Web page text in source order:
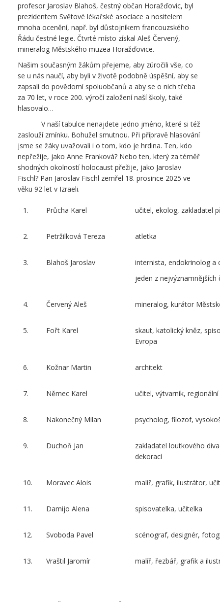
profesor Jaroslav Blahoš, čestný občan Horažďovic, byl
prezidentem Světové lékařské asociace a nositelem
mnoha ocenění, např. byl důstojníkem francouzského
Řádu čestné legie. Čtvrté místo získal Aleš Červený,
mineralog Městského muzea Horažďovice.
Našim současným žákům přejeme, aby zúročili vše, co
se u nás naučí, aby byli v životě podobně úspěšní, aby se
zapsali do povědomí spoluobčanů a aby se o nich třeba
za 70 let, v roce 200. výročí založení naší školy, také
hlasovalo…
V naší tabulce nenajdete jedno jméno, které si též
zaslouží zmínku. Bohužel smutnou. Při přípravě hlasování
jsme se žáky uvažovali i o tom, kdo je hrdina. Ten, kdo
nepřežije, jako Anne Franková? Nebo ten, který za téměř
shodných okolností holocaust přežije, jako Jaroslav
Fischl? Pan Jaroslav Fischl zemřel 18. prosince 2025 ve
věku 92 let v Izraeli.
1. Průcha Karel učitel, ekolog, zakladatel
2. Petržilková Tereza atletka
3. Blahoš Jaroslav
internista, endokrinolog a
jeden z nejvýznamnějších
4. Červený Aleš mineralog, kurátor
5. Fořt Karel
skaut, katolický kněz,
Evropa
6. Kožnar Martin architekt
7. Němec Karel učitel, výtvarník,
8. Nakonečný Milan psycholog, filozof,
9. Duchoň Jan
zakladatel loutkového
dekorací
10. Moravec Alois malíř, grafik, ilustrátor,
11. Damijo Alena spisovatelka, učitelka
12. Svoboda Pavel scénograf, designér,
13. Vraštil Jaromír malíř, řezbář, grafik a